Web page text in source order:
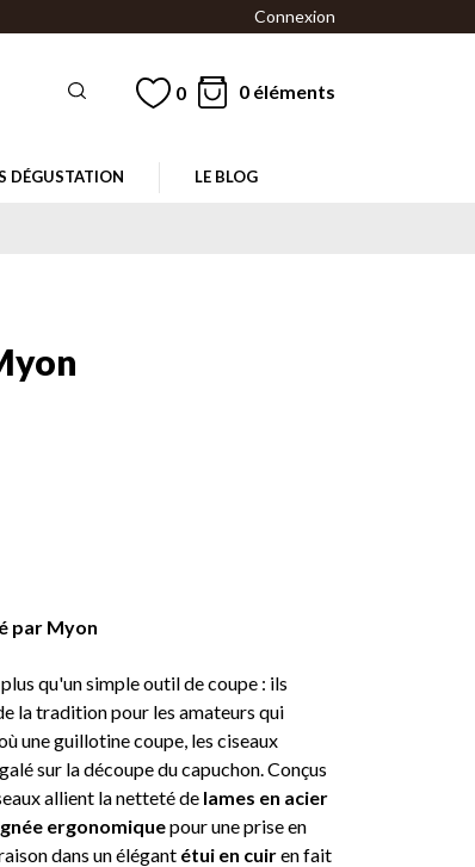
Connexion
0 0 éléments
DÉGUSTATION LE BLOG
par Myon
qu'un simple outil de coupe : ils
la tradition pour les amateurs qui
une guillotine coupe, les ciseaux
sur la découpe du capuchon. Conçus
allient la netteté de lames en acier
ergonomiquepour une prise en
dans un élégant étui en cuiren fait